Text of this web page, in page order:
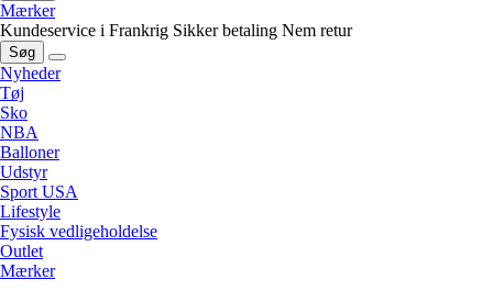
Mærker
Kundeservice i Frankrig Sikker betaling Nem retur
Søg
Nyheder
Tøj
Sko
NBA
Balloner
Udstyr
Sport USA
Lifestyle
Fysisk vedligeholdelse
Outlet
Mærker